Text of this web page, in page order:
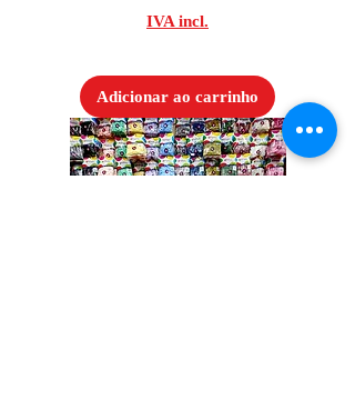
IVA incl.
Adicionar ao carrinho